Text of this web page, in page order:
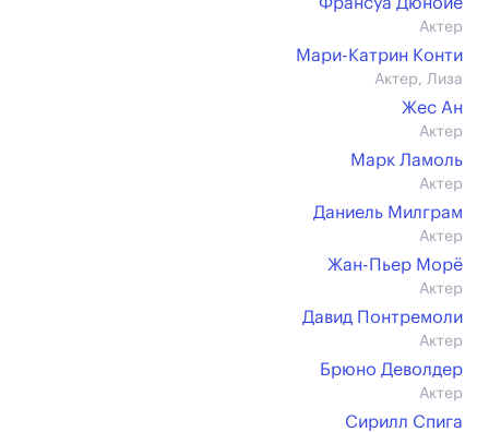
Актер
Мари-Катрин Конти
Актер, Лиза
Жес Ан
Актер
Марк Ламоль
Актер
Даниель Милграм
Актер
Жан-Пьер Морё
Актер
Давид Понтремоли
Актер
Брюно Деволдер
Актер
Сирилл Спига